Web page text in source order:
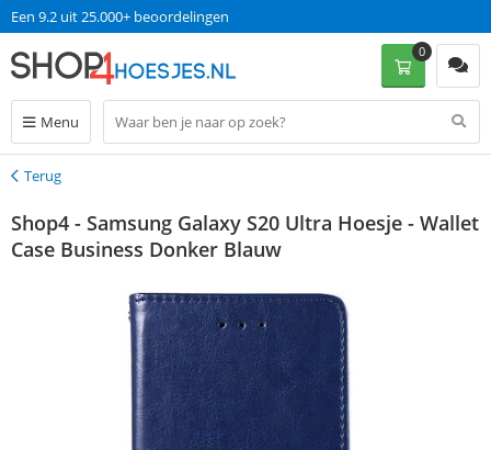
Een 9.2 uit 25.000+ beoordelingen
Menu
0
Terug
Terug
Shop4 - Samsung Galaxy S20 Ultra Hoesje - Wallet
Case Business Donker Blauw